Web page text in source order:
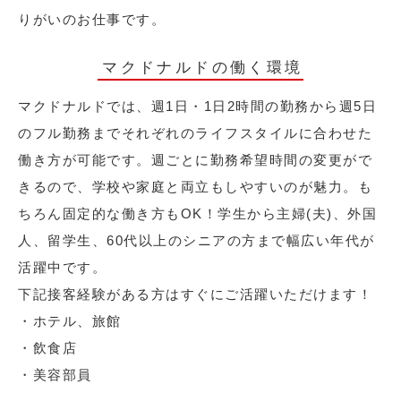
りがいのお仕事です。
マクドナルドの働く環境
マクドナルドでは、週1日・1日2時間の勤務から週5日
のフル勤務までそれぞれのライフスタイルに合わせた
働き方が可能です。週ごとに勤務希望時間の変更がで
きるので、学校や家庭と両立もしやすいのが魅力。も
ちろん固定的な働き方もOK！学生から主婦(夫)、外国
人、留学生、60代以上のシニアの方まで幅広い年代が
活躍中です。
下記接客経験がある方はすぐにご活躍いただけます！
・ホテル、旅館
・飲食店
・美容部員